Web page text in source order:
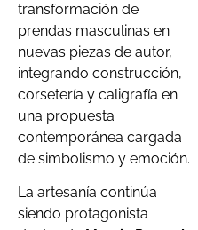
transformación de
prendas masculinas en
nuevas piezas de autor,
integrando construcción,
corsetería y caligrafía en
una propuesta
contemporánea cargada
de simbolismo y emoción.
La artesanía continúa
siendo protagonista